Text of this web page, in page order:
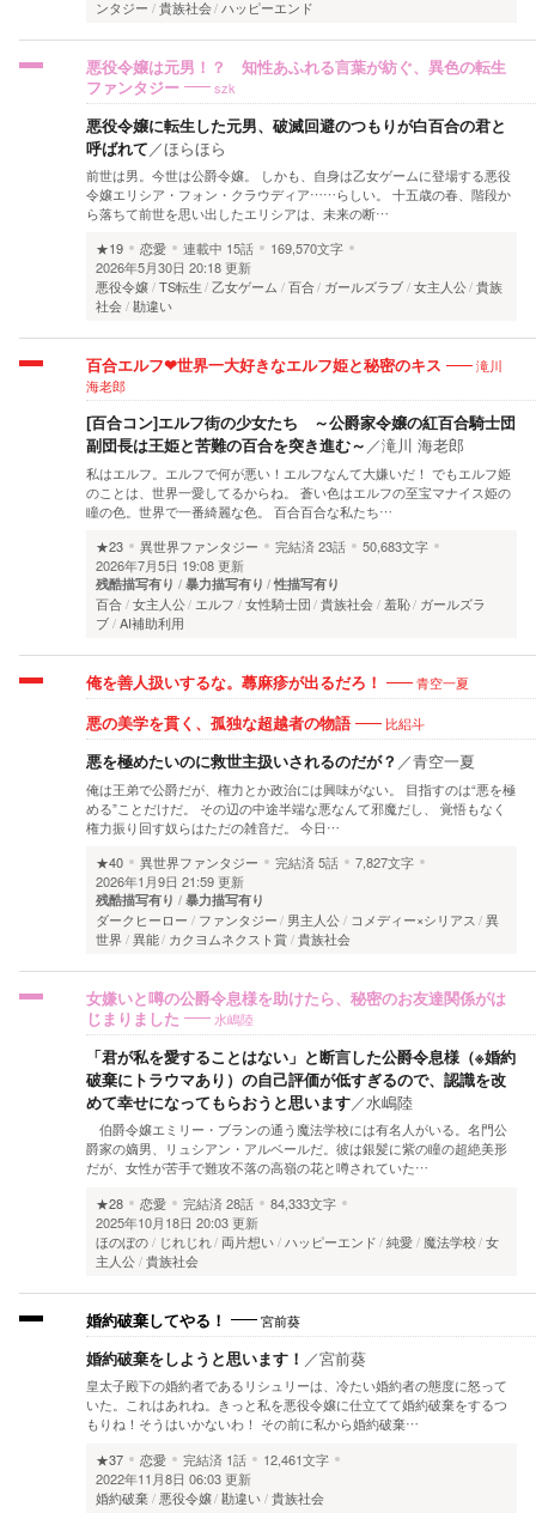
ンタジー 貴族社会 ハッピーエンド
悪役令嬢は元男！？ 知性あふれる言葉が紡ぐ、異色の転生
ファンタジー
szk
悪役令嬢に転生した元男、破滅回避のつもりが白百合の君と
呼ばれて ／ほらほら
前世は男。今世は公爵令嬢。 しかも、自身は乙女ゲームに登場する悪役
令嬢エリシア・フォン・クラウディア……らしい。 十五歳の春、階段か
ら落ちて前世を思い出したエリシアは、未来の断…
★19
恋愛 連載中 15話
169,570文字
2026年5月30日 20:18 更新
悪役令嬢 TS転生 乙女ゲーム 百合 ガールズラブ 女主人公 貴族
社会 勘違い
百合エルフ❤世界一大好きなエルフ姫と秘密のキス
滝川
海老郎
[百合コン]エルフ街の少女たち ～公爵家令嬢の紅百合騎士団
副団長は王姫と苦難の百合を突き進む～ ／滝川 海老郎
私はエルフ。エルフで何が悪い！エルフなんて大嫌いだ！ でもエルフ姫
のことは、世界一愛してるからね。 蒼い色はエルフの至宝マナイス姫の
瞳の色。世界で一番綺麗な色。 百合百合な私たち…
★23
異世界ファンタジー 完結済23話
50,683文字
2026年7月5日 19:08 更新
残酷描写有り 暴力描写有り 性描写有り
百合 女主人公 エルフ 女性騎士団 貴族社会 羞恥 ガールズラ
ブ AI補助利用
俺を善人扱いするな。蕁麻疹が出るだろ！ 青空一夏
悪の美学を貫く、孤独な超越者の物語 比絽斗
悪を極めたいのに救世主扱いされるのだが？ ／青空一夏
俺は王弟で公爵だが、権力とか政治には興味がない。 目指すのは“悪を極
める”ことだけだ。 その辺の中途半端な悪なんて邪魔だし、 覚悟もなく
権力振り回す奴らはただの雑音だ。 今日…
★40
異世界ファンタジー 完結済5話
7,827文字
2026年1月9日 21:59 更新
残酷描写有り 暴力描写有り
ダークヒーロー ファンタジー 男主人公 コメディー×シリアス
異
世界
異能 カクヨムネクスト賞 貴族社会
女嫌いと噂の公爵令息様を助けたら、秘密のお友達関係がは
じまりました
水嶋陸
「君が私を愛することはない」と断言した公爵令息様（※婚約
破棄にトラウマあり）の自己評価が低すぎるので、認識を改
めて幸せになってもらおうと思います／水嶋陸
伯爵令嬢エミリー・ブランの通う魔法学校には有名人がいる。名門公
爵家の嫡男、リュシアン・アルベールだ。彼は銀髪に紫の瞳の超絶美形
だが、女性が苦手で難攻不落の高嶺の花と噂されていた…
★28
恋愛 完結済28話
84,333文字
2025年10月18日 20:03 更新
ほのぼの
じれじれ 両片想い ハッピーエンド 純愛 魔法学校 女
主人公 貴族社会
婚約破棄してやる！ 宮前葵
婚約破棄をしようと思います！ ／宮前葵
皇太子殿下の婚約者であるリシュリーは、冷たい婚約者の態度に怒って
いた。これはあれね。きっと私を悪役令嬢に仕立てて婚約破棄をするつ
もりね！そうはいかないわ！ その前に私から婚約破棄…
★37
恋愛 完結済 1話
12,461文字
2022年11月8日 06:03 更新
婚約破棄
悪役令嬢 勘違い 貴族社会